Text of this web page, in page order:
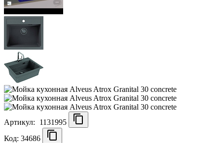
Артикул:
1131995
Код: 34686